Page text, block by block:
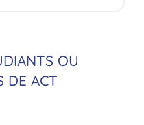
OU
DE ACT